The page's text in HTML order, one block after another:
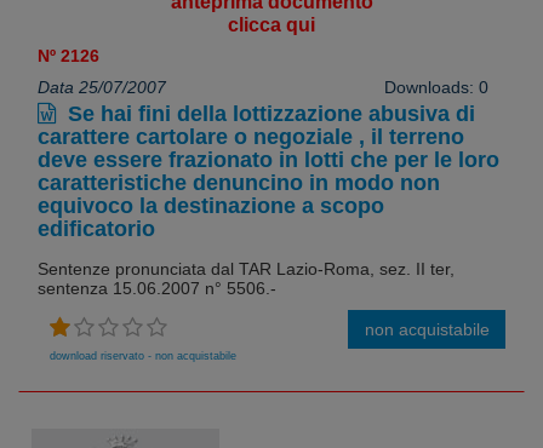
clicca qui
Nº 2126
Data 25/07/2007
Downloads: 0
Se hai fini della lottizzazione abusiva di
carattere cartolare o negoziale , il terreno
deve essere frazionato in lotti che per le loro
caratteristiche denuncino in modo non
equivoco la destinazione a scopo
edificatorio
Sentenze pronunciata dal TAR Lazio-Roma, sez. II ter,
sentenza 15.06.2007 n° 5506.-
download riservato - non acquistabile
non acquistabile